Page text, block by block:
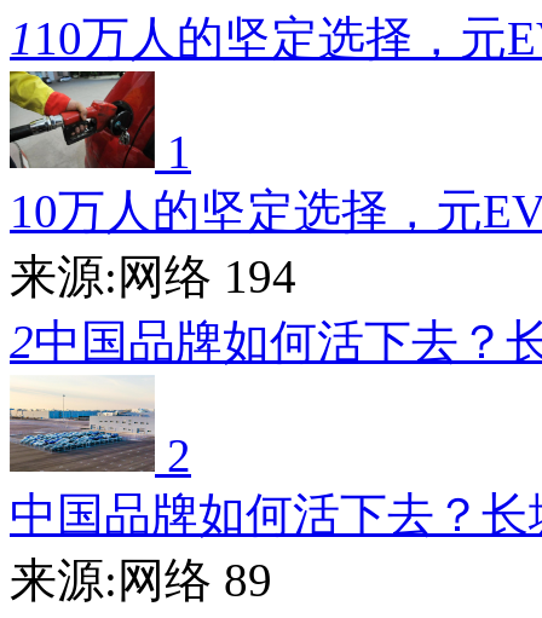
110万人的坚定选择，元
1
10万人的坚定选择，元
来源:网络 194
2中国品牌如何活下去？
2
中国品牌如何活下去？长
来源:网络 89